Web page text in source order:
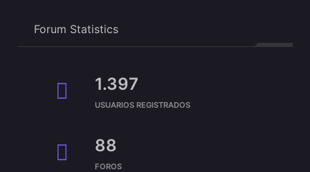
Forum Statistics
1.397
USUARIOS REGISTRADOS
88
FOROS